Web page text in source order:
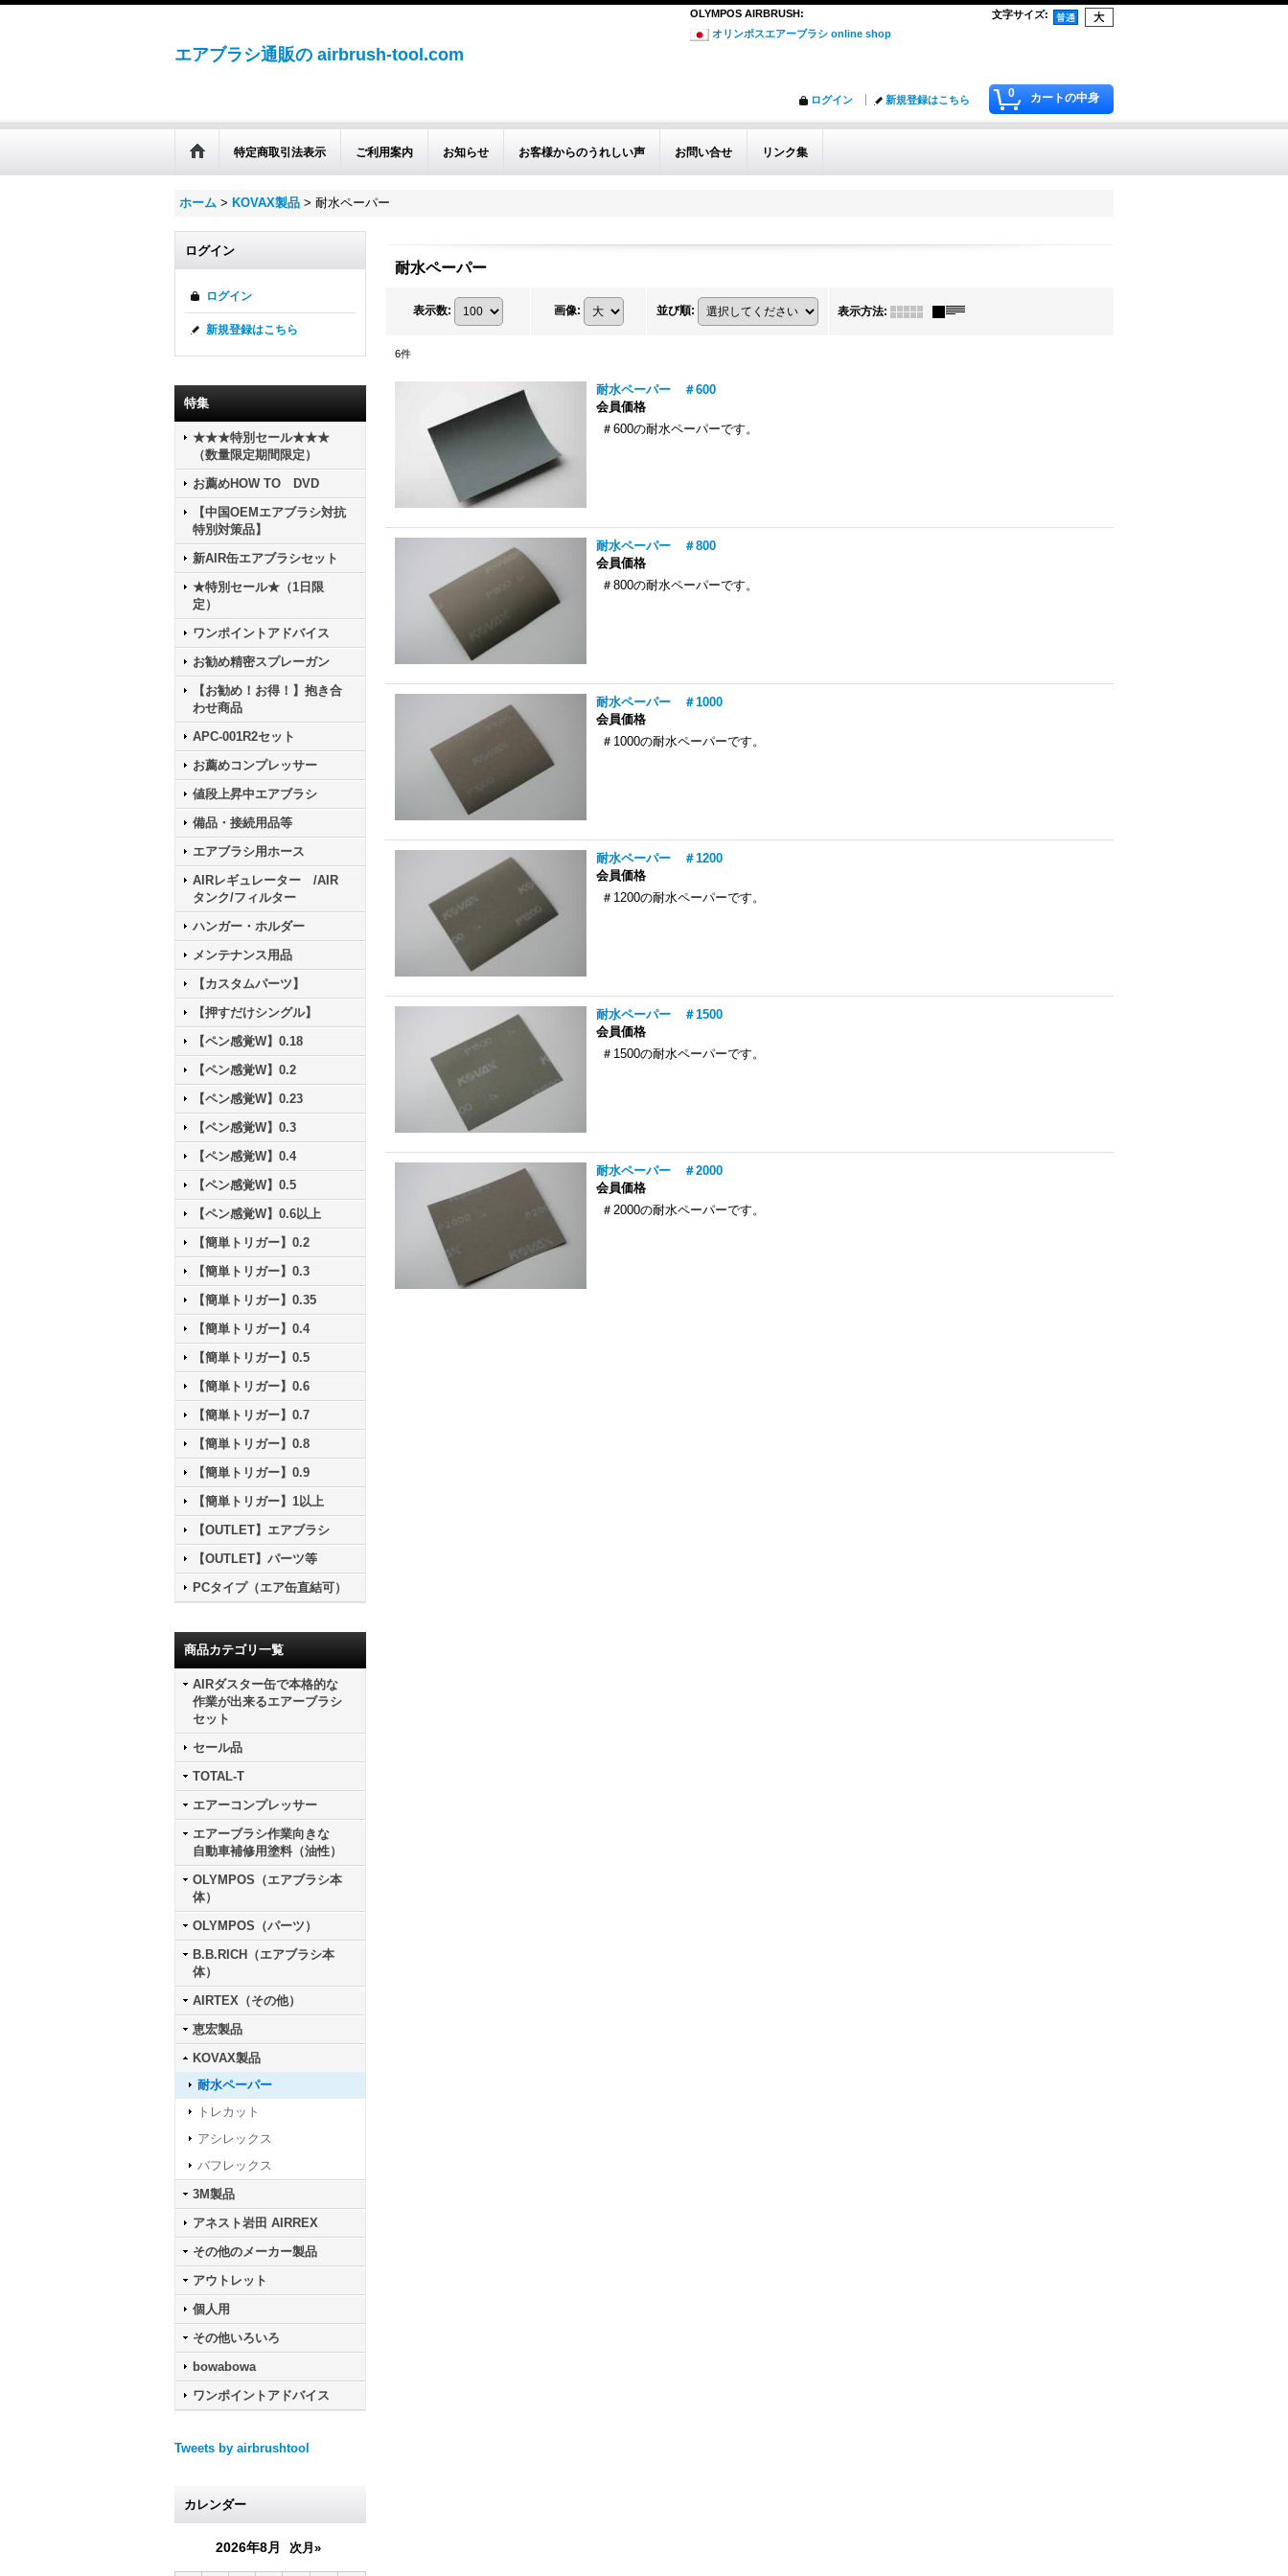
文字サイズ:
OLYMPOS AIRBRUSH:
オリンポスエアーブラシ online shop
エアブラシ通販の airbrush-tool.com
0 カートの中身
ログイン 新規登録はこちら
特定商取引法表示 ご利用案内 お知らせ お客様からのうれしい声 お問い合せ リンク集
ホーム > KOVAX製品 > 耐水ペーパー
ログイン
ログイン
新規登録はこちら
特集
★★★特別セール★★★
（数量限定期間限定）
お薦めHOW TO DVD
【中国OEMエアブラシ対抗
特別対策品】
新AIR缶エアブラシセット
★特別セール★（1日限
定）
ワンポイントアドバイス
お勧め精密スプレーガン
【お勧め！お得！】抱き合
わせ商品
APC-001R2セット
お薦めコンプレッサー
値段上昇中エアブラシ
備品・接続用品等
エアブラシ用ホース
AIRレギュレーター /AIR
タンク/フィルター
ハンガー・ホルダー
メンテナンス用品
【カスタムパーツ】
【押すだけシングル】
【ペン感覚W】0.18
【ペン感覚W】0.2
【ペン感覚W】0.23
【ペン感覚W】0.3
【ペン感覚W】0.4
【ペン感覚W】0.5
【ペン感覚W】0.6以上
【簡単トリガー】0.2
【簡単トリガー】0.3
【簡単トリガー】0.35
【簡単トリガー】0.4
【簡単トリガー】0.5
【簡単トリガー】0.6
【簡単トリガー】0.7
【簡単トリガー】0.8
【簡単トリガー】0.9
【簡単トリガー】1以上
【OUTLET】エアブラシ
【OUTLET】パーツ等
PCタイプ（エア缶直結可）
商品カテゴリ一覧
AIRダスター缶で本格的な
作業が出来るエアーブラシ
セット
セール品
TOTAL-T
エアーコンプレッサー
エアーブラシ作業向きな
自動車補修用塗料（油性）
OLYMPOS（エアブラシ本
体）
OLYMPOS（パーツ）
B.B.RICH（エアブラシ本
体）
AIRTEX（その他）
恵宏製品
KOVAX製品
耐水ペーパー
トレカット
アシレックス
バフレックス
3M製品
アネスト岩田 AIRREX
その他のメーカー製品
アウトレット
個人用
その他いろいろ
bowabowa
ワンポイントアドバイス
Tweets by airbrushtool
カレンダー
2026年8月 次月»
耐水ペーパー
表示数: 画像: 並び順: 表示方法:
6件
耐水ペーパー ＃600
会員価格
＃600の耐水ペーパーです。
耐水ペーパー ＃800
会員価格
＃800の耐水ペーパーです。
耐水ペーパー ＃1000
会員価格
＃1000の耐水ペーパーです。
耐水ペーパー ＃1200
会員価格
＃1200の耐水ペーパーです。
耐水ペーパー ＃1500
会員価格
＃1500の耐水ペーパーです。
耐水ペーパー ＃2000
会員価格
＃2000の耐水ペーパーです。